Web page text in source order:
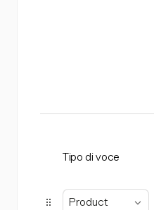
Tipo di voce
Product